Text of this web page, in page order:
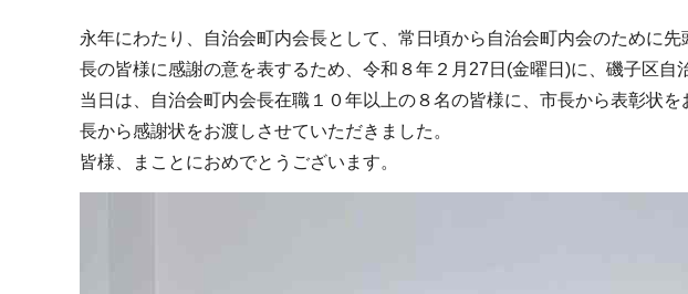
永年にわたり、自治会町内会長として、常日頃から自治会町内会のために
長の皆様に感謝の意を表するため、令和８年２月27日(金曜日)に、磯子区自
当日は、自治会町内会長在職１０年以上の８名の皆様に、市長から表彰状
長から感謝状をお渡しさせていただきました。
皆様、まことにおめでとうございます。